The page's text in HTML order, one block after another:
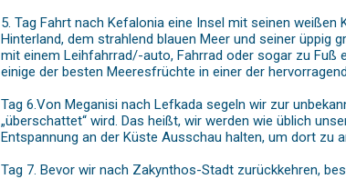
5. Tag Fahrt nach Kefalonia eine Insel mit seinen
Hinterland, dem strahlend blauen Meer und seiner üppig
mit einem Leihfahrrad/-auto, Fahrrad oder sogar zu Fuß
einige der besten Meeresfrüchte in einer der
Tag 6.Von Meganisi nach Lefkada segeln wir zur
„überschattet“ wird. Das heißt, wir werden wie üblich
Entspannung an der Küste Ausschau halten, um dort zu
Tag 7. Bevor wir nach Zakynthos-Stadt zurückkehren,